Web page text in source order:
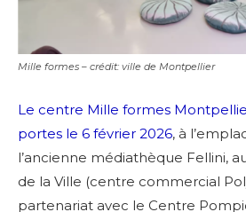
Mille formes – crédit: ville de Montpellier
Le centre Mille formes
portes le 6 février 2026, à
l’ancienne médiathèque Fellini,
de la Ville (centre commercial
partenariat avec le Centre